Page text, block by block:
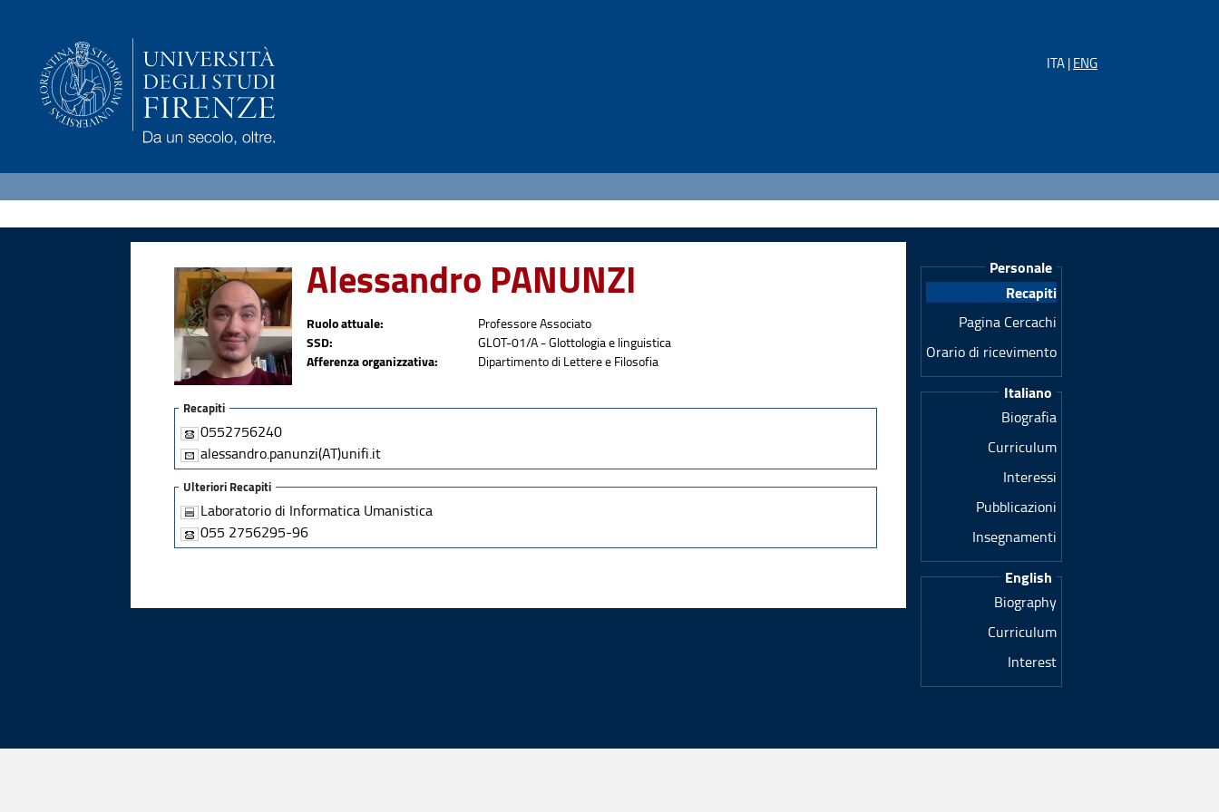
ITA |ENG
Personale
Recapiti
Pagina Cercachi
Orario di ricevimento
Italiano
Biografia
Curriculum
Interessi
Pubblicazioni
Insegnamenti
English
Biography
Curriculum
Interest
Alessandro PANUNZI
Ruolo attuale: Professore Associato
SSD: GLOT-01/A - Glottologia e linguistica
Afferenza organizzativa: Dipartimento di Lettere e Filosofia
Recapiti
0552756240
alessandro.panunzi(AT)unifi.it
Ulteriori Recapiti
Laboratorio di Informatica Umanistica
055 2756295-96